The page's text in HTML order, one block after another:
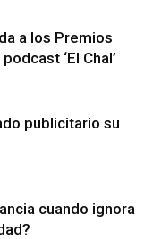
a los Premios
‘El Chal’
publicitario su
cuando ignora